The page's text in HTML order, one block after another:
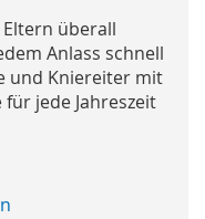
überall
Anlass schnell
und Kniereiter mit
jede Jahreszeit